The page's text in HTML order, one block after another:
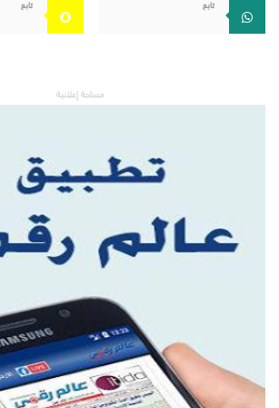
تابع تابع
مساحة إعلانية